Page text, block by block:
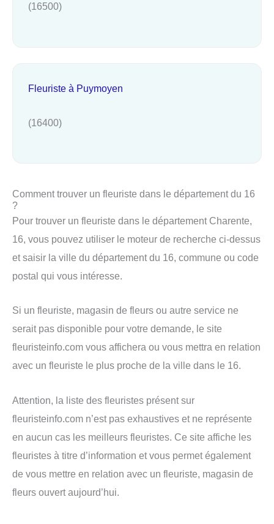
(16500)
Fleuriste à Puymoyen
(16400)
Comment trouver un fleuriste dans le département du 16
?
Pour trouver un fleuriste dans le département Charente,
16, vous pouvez utiliser le moteur de recherche ci-dessus
et saisir la ville du département du 16, commune ou code
postal qui vous intéresse.
Si un fleuriste, magasin de fleurs ou autre service ne
serait pas disponible pour votre demande, le site
fleuristeinfo.com vous affichera ou vous mettra en relation
avec un fleuriste le plus proche de la ville dans le 16.
Attention, la liste des fleuristes présent sur
fleuristeinfo.com n’est pas exhaustives et ne représente
en aucun cas les meilleurs fleuristes. Ce site affiche les
fleuristes à titre d’information et vous permet également
de vous mettre en relation avec un fleuriste, magasin de
fleurs ouvert aujourd’hui.